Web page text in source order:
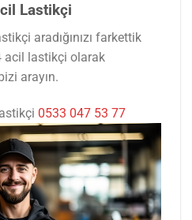
Lastikçi
aradığınızı farkettik
acil lastikçi olarak
arayın.
0533 047 53 77